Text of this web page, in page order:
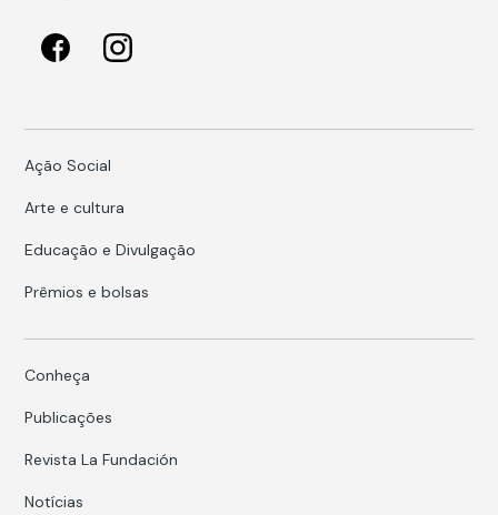
Ação Social
Arte e cultura
Educação e Divulgação
Prêmios e bolsas
Conheça
Publicações
Revista La Fundación
Notícias